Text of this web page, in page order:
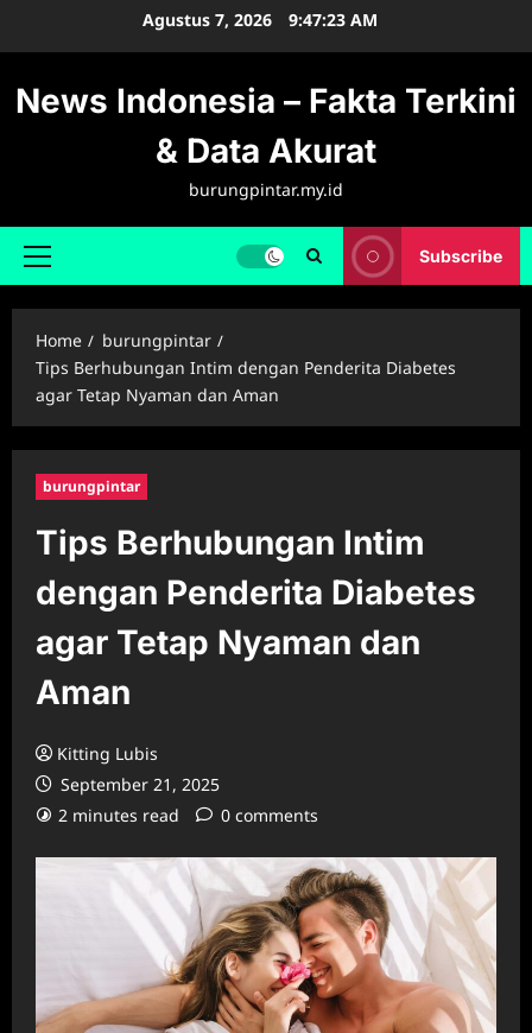
Agustus 7, 2026 9:47:24 AM
News Indonesia – Fakta Terkini
& Data Akurat
burungpintar.my.id
Primary
Subscribe
Home
burungpintar
Tips Berhubungan Intim dengan Penderita Diabetes
agar Tetap Nyaman dan Aman
burungpintar
Tips Berhubungan Intim
dengan Penderita Diabetes
agar Tetap Nyaman dan
Aman
Kitting Lubis
September 21, 2025
2 minutes read
0 comments